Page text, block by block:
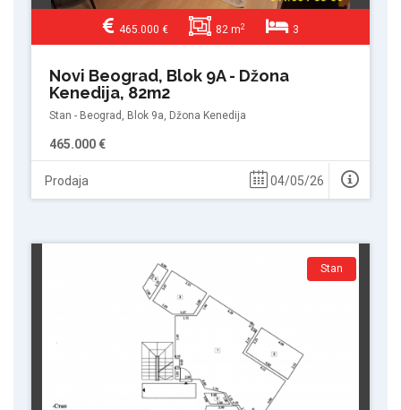
465.000 € 82 m2 3
Novi Beograd, Blok 9A - Džona
Kenedija, 82m2
Stan - Beograd, Blok 9a, Džona Kenedija
465.000 €
Prodaja 04/05/26
Stan